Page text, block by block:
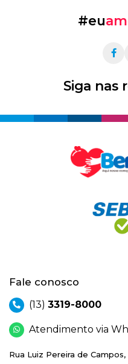
#eu
Siga nas
Fale conosco
(13) 3319-8000
Atendimento via
Rua Luiz Pereira de Campos,